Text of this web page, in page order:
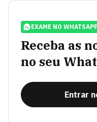
EXAME NO
Receba as
no seu
Entrar